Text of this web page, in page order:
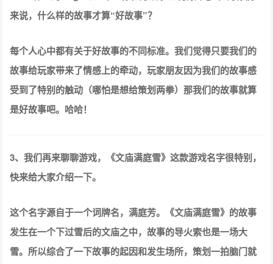
来说，什么样的故事才算“好故事”？
每个人心中都有关于好故事的不同标准。我们觉得只要我们的
故事给玩家带来了情感上的牵动，玩家朋友因为我们的故事感
受到了特别的触动（哪怕是想给策划两拳）那我们的故事就算
是好故事吧。哈哈！
3、我们再来聊聊游戏，《文庙满庭雪》这款游戏名字很特别，
快来给大家介绍一下。
这个名字源自于一个词牌名，满庭芳。《文庙满庭雪》的故事
发生在一个下过雪后的文庙之中，故事的导火索也是一场大
雪。所以综合了一下故事的起因和发生场所，策划一拍脑门就